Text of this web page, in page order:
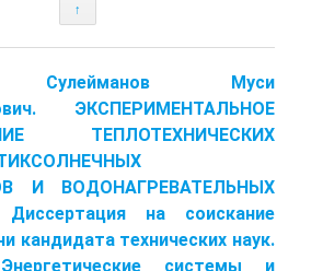
↑
Сулейманов Муси
ЭКСПЕРИМЕНТАЛЬНОЕ
ТЕПЛОТЕХНИЧЕСКИХ
И ВОДОНАГРЕВАТЕЛЬНЫХ
на соискание
кандидата технических наук.
системы и